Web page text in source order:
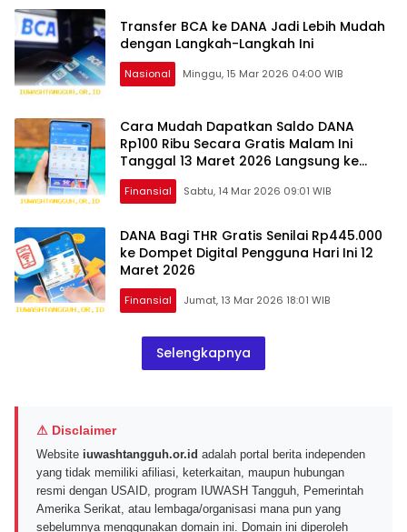
Transfer BCA ke DANA Jadi Lebih Mudah
dengan Langkah-Langkah Ini
Nasional Minggu, 15 Mar 2026 04:00 WIB
Cara Mudah Dapatkan Saldo DANA
Rp100 Ribu Secara Gratis Malam Ini
Tanggal 13 Maret 2026 Langsung ke
Kantong Anda
Finansial Sabtu, 14 Mar 2026 09:01 WIB
DANA Bagi THR Gratis Senilai Rp445.000
ke Dompet Digital Pengguna Hari Ini 12
Maret 2026
Finansial Jumat, 13 Mar 2026 18:01 WIB
Selengkapnya
⚠ Disclaimer
Website iuwashtangguh.or.id adalah portal berita independen
yang tidak memiliki afiliasi, keterkaitan, maupun hubungan
resmi dengan USAID, program IUWASH Tangguh, Pemerintah
Amerika Serikat, atau lembaga/organisasi mana pun yang
sebelumnya menggunakan domain ini. Domain ini diperoleh